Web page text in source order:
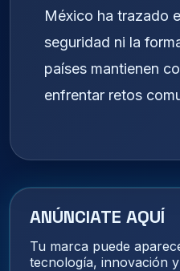
México ha trazado
seguridad ni la
países mantienen
enfrentar retos
ANÚNCIATE AQUÍ
Tu marca puede
tecnología, innovación